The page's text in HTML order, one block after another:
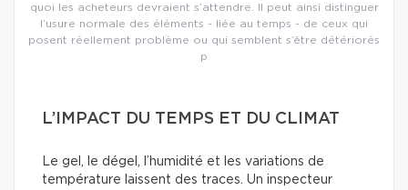
quoi les acheteurs devraient s’attendre. Il peut ainsi distinguer
l’usure normale des éléments - liée au temps - de ceux qui
posent réellement problème ou qui semblent s’être détériorés
p
L’IMPACT DU TEMPS ET DU CLIMAT
Le gel, le dégel, l’humidité et les variations de
température laissent des traces. Un inspecteur